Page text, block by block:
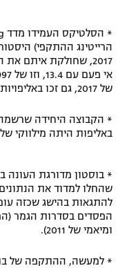
תנאי שימוש
מדיניות פרטיות
תקנון פעילות ספורט 1
הצטרפות לחבילת
לוח דרושים – ג'ובנט
תגיות
ספורט אתגרי ואקסטרים
אומנויות לחימה
גיימינג E-Sportsשל 2017, גם זכו באליפויות בעונות הללו.
באליפות היתה מילווקי של 1972 (11.2).
להתגאות בהישג שכזה
ומיאמי של 2011).
* למעשה, ההתקפה של